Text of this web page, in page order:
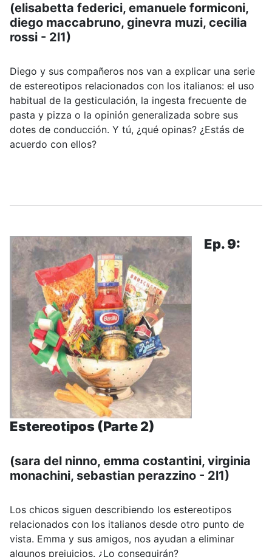
(elisabetta federici, emanuele formiconi,
diego maccabruno, ginevra muzi, cecilia
rossi - 2l1)
Diego y sus compañeros nos van a explicar una serie
de estereotipos relacionados con los italianos: el uso
habitual de la gesticulación, la ingesta frecuente de
pasta y pizza o la opinión generalizada sobre sus
dotes de conducción. Y tú, ¿qué opinas? ¿Estás de
acuerdo con ellos?
Ep. 9:
Estereotipos (Parte 2)
(sara del ninno, emma costantini, virginia
monachini, sebastian perazzino - 2l1)
Los chicos siguen describiendo los estereotipos
relacionados con los italianos desde otro punto de
vista. Emma y sus amigos, nos ayudan a eliminar
algunos prejuicios. ¿Lo conseguirán?